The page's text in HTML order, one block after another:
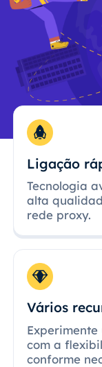
Ligação
Tecnologia
alta
rede proxy.
Vários
com a
conforme